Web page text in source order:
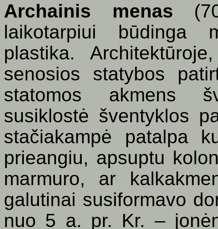
Archainis menas
laikotarpiui būdinga
plastika.
senosios statybos
statomos akmens
susiklostė šventyklos
stačiakampė patalpa
prieangiu, apsuptu
marmuro, ar
galutinai susiformavo
nuo 5 a. pr. Kr. –